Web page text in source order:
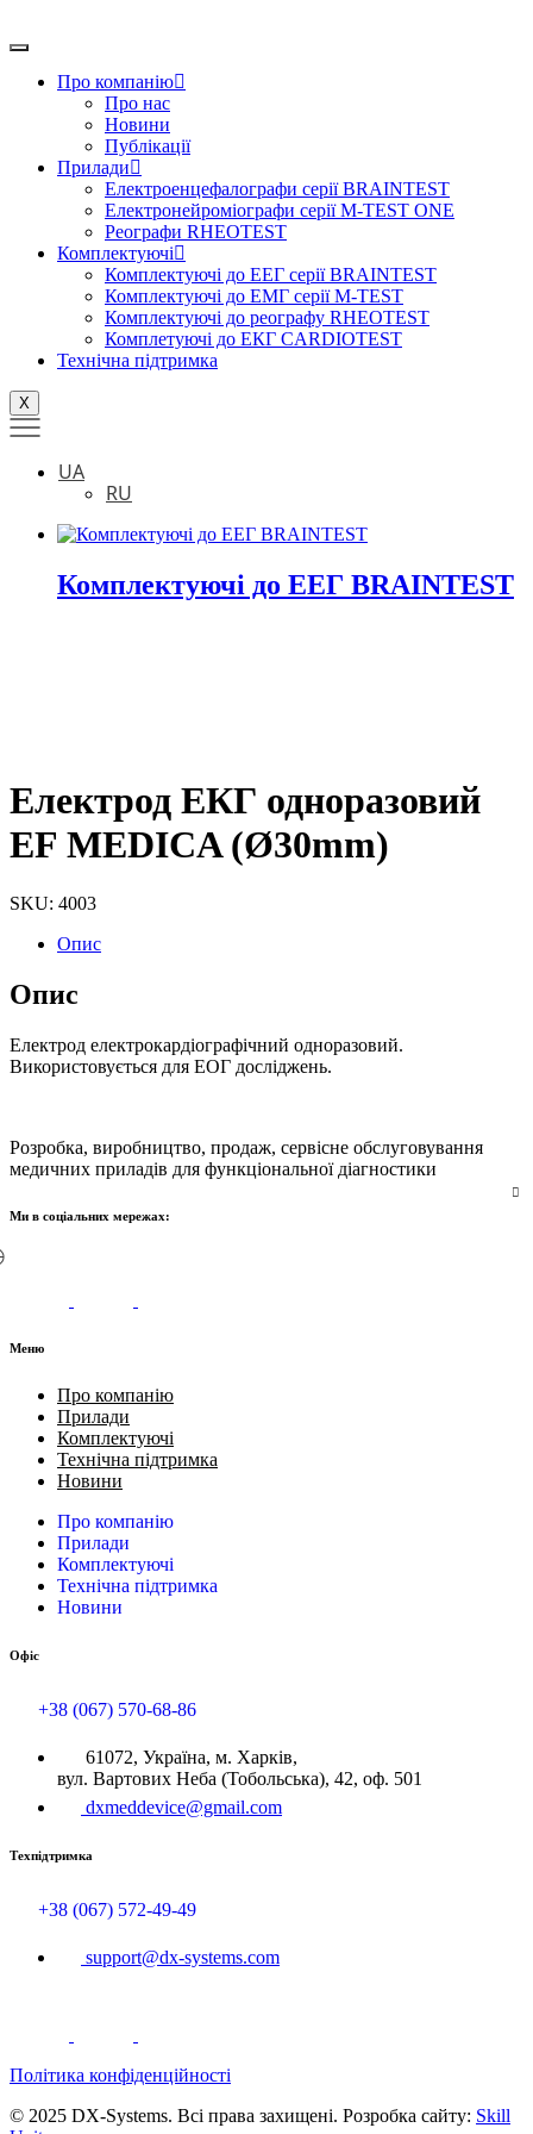
до
Про компанію
Про нас
Новини
Публікації
Прилади
Електроенцефалографи серії BRAINTEST
Електронейроміографи серії M-TEST ONE
Реографи RHEOTEST
Комплектуючі
Комплектуючі до ЕЕГ серії BRAINTEST
Комплектуючі до ЕМГ серії M-TEST
Комплектуючі до реографу RHEOTEST
Комплетуючі до ЕКГ CARDIOTEST
Технічна підтримка
X
UA
RU
Комплектуючі до ЕЕГ BRAINTEST
Електрод ЕКГ одноразовий
EF MEDICA (Ø30mm)
SKU: 4003
Опис
Опис
Електрод електрокардіографічний одноразовий.
Використовується для ЕОГ досліджень.
Розробка, виробництво, продаж, сервісне обслуговування
медичних приладів для функціональної діагностики
Ми в соціальних мережах:
Меню
Про компанію
Прилади
Комплектуючі
Технічна підтримка
Новини
Про компанію
Прилади
Комплектуючі
Технічна підтримка
Новини
Офіс
+38 (067) 570-68-86
61072, Україна, м. Харків,
вул. Вартових Неба (Тобольська), 42, оф. 501
dxmeddevice@gmail.com
Техпідтримка
+38 (067) 572-49-49
support@dx-systems.com
Політика конфіденційності
© 2025 DX-Systems. Всі права захищені. Розробка сайту: Skill